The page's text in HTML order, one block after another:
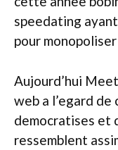
speedating
pour
Aujourd’hui
web a l’egard
democratises et
ressemblent